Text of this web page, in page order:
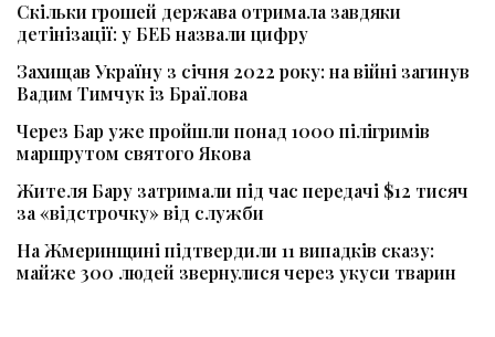
Скільки грошей держава отримала завдяки
детінізації: у БЕБ назвали цифру
Захищав Україну з січня 2022 року: на війні загинув
Вадим Тимчук із Браїлова
Через Бар уже пройшли понад 1000 пілігримів
маршрутом святого Якова
Жителя Бару затримали під час передачі $12 тисяч
за «відстрочку» від служби
На Жмеринщині підтвердили 11 випадків сказу:
майже 300 людей звернулися через укуси тварин